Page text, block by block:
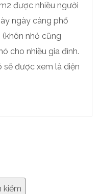
được nhiều người
ngày càng phổ
nhỏ cũng
cho nhiều gia đình.
sẽ được xem là diện
kiếm